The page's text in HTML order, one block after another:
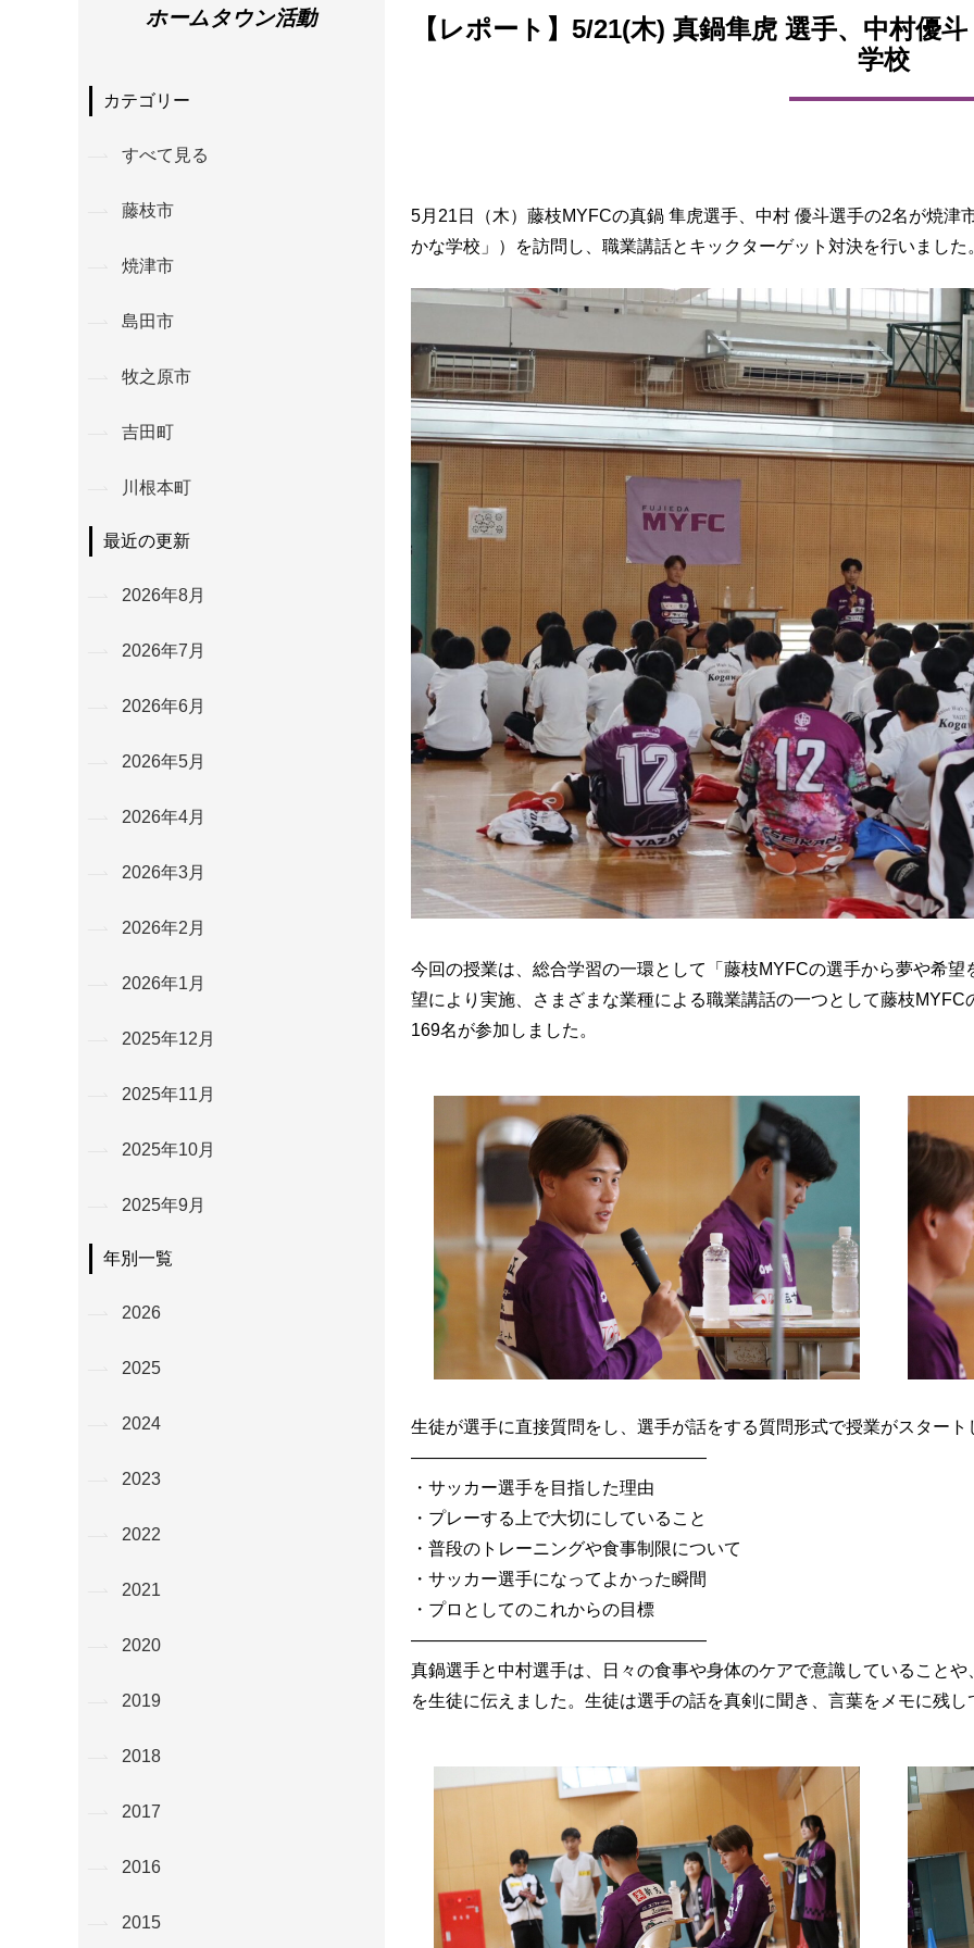
【レポート】5/21(木) 真鍋隼虎 選手、中村優
学校
5月21日（木）藤枝MYFCの真鍋 隼虎選手、中村 優斗選手の2名が焼津
かな学校」）を訪問し、職業講話とキックターゲット対決を行いました
今回の授業は、総合学習の一環として「藤枝MYFCの選手から夢や希
望により実施、さまざまな業種による職業講話の一つとして藤枝
169名が参加しました。
生徒が選手に直接質問をし、選手が話をする質問形式で授業がスタート
—————————————————
・サッカー選手を目指した理由
・プレーする上で大切にしていること
・普段のトレーニングや食事制限について
・サッカー選手になってよかった瞬間
・プロとしてのこれからの目標
—————————————————
真鍋選手と中村選手は、日々の食事や身体のケアで意識していること
を生徒に伝えました。生徒は選手の話を真剣に聞き、言葉をメモに残し
ホームタウン活動
カテゴリー
すべて見る
藤枝市
焼津市
島田市
牧之原市
吉田町
川根本町
最近の更新
2026年8月
2026年7月
2026年6月
2026年5月
2026年4月
2026年3月
2026年2月
2026年1月
2025年12月
2025年11月
2025年10月
2025年9月
年別一覧
2026
2025
2024
2023
2022
2021
2020
2019
2018
2017
2016
2015